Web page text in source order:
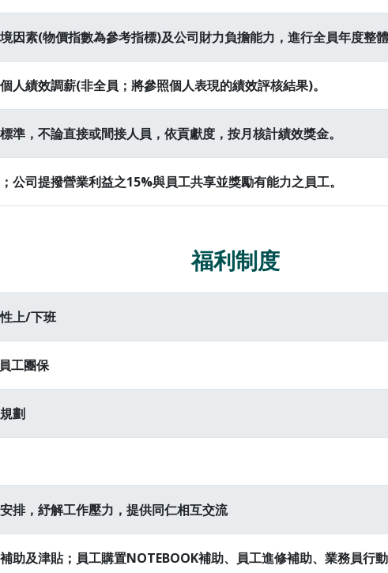
因素(物價指數為參考指標)及公司財力負擔能力，進行全員年度整
人績效調薪(非全員；將參照個人表現的績效評核結果)。
準，不論直接或間接人員，依貢獻度，按月核計績效獎金。
公司提撥營業利益之15%與員工共享並獎勵有能力之員工。
福利制度
上/下班
工團保
劃
排，紓解工作壓力，提供同仁相互交流
助及津貼；員工購置NOTEBOOK補助、員工進修補助、業務員行